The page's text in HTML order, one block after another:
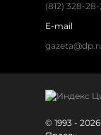
(812) 328-
E-mail
© 1993 -